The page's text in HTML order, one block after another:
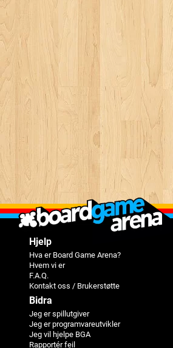
Hjelp
Hva er Board Game Arena?
Hvem vi er
F.A.Q.
Kontakt oss / Brukerstøtte
Bidra
Jeg er spillutgiver
Jeg er programvareutvikler
Jeg vil hjelpe BGA
Rapportér feil